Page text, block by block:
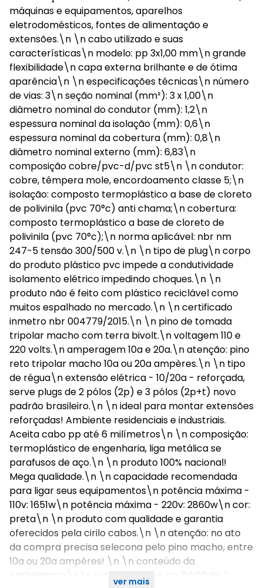
máquinas e equipamentos, aparelhos
eletrodomésticos, fontes de alimentação e
extensões.\n \n cabo utilizado e suas
características\n modelo: pp 3x1,00 mm\n grande
flexibilidade\n capa externa brilhante e de ótima
aparência\n \n especificações técnicas\n número
de vias: 3\n seção nominal (mm²): 3 x 1,00\n
diâmetro nominal do condutor (mm): 1,2\n
espessura nominal da isolação (mm): 0,6\n
espessura nominal da cobertura (mm): 0,8\n
diâmetro nominal externo (mm): 6,83\n
composição cobre/pvc-d/pvc st5\n \n condutor:
cobre, têmpera mole, encordoamento classe 5;\n
isolação: composto termoplástico a base de cloreto
de polivinila (pvc 70°c) anti chama;\n cobertura:
composto termoplástico a base de cloreto de
polivinila (pvc 70°c);\n norma aplicável: nbr nm
247-5 tensão 300/500 v.\n \n tipo de plug\n corpo
do produto plástico pvc impede a condutividade
isolamento elétrico impedindo choques.\n \n
produto não é feito com plástico reciclável como
muitos espalhado no mercado.\n \n certificado
inmetro nbr 004779/2015.\n \n pino de tomada
tripolar macho com terra bivolt.\n voltagem 110 e
220 volts.\n amperagem 10a e 20a.\n atenção: pino
reto tripolar macho 10a ou 20a ampères.\n \n tipo
de régua\n extensão elétrica - 10/20a - reforçada,
serve plugs de 2 pólos (2p) e 3 pólos (2p+t) novo
padrão brasileiro.\n \n ideal para montar extensões
reforçadas! Ambiente residenciais e industriais.
Aceita cabo pp até 6 milímetros\n \n composição:
termoplástico de engenharia, liga metálica se
parafusos de aço.\n \n produto 100% nacional!
Mega qualidade.\n \n capacidade recomendada
para ligar seus equipamentos\n potência máxima -
110v: 1651w\n potência máxima - 220v: 2860w\n cor:
preta\n \n produto com qualidade e garantia
oferecidos pela cirilo cabos.\n \n atenção: no ato
da compra precisa selecona pelo pino macho, entre
10a ou 20a ampères! \n \n conteúdo da
embalagem\n 1 x extensão cabo pp 3x1,00 de 2
ver mais